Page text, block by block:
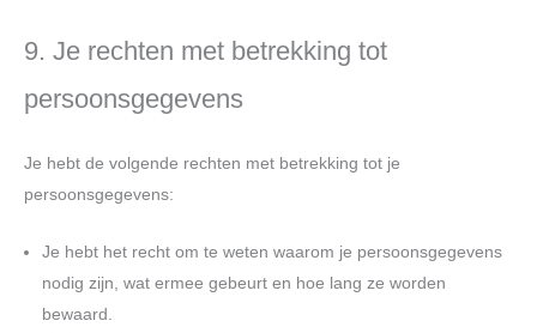
9. Je rechten met betrekking tot
persoonsgegevens
Je hebt de volgende rechten met betrekking tot je
persoonsgegevens:
Je hebt het recht om te weten waarom je persoonsgegevens
nodig zijn, wat ermee gebeurt en hoe lang ze worden
bewaard.